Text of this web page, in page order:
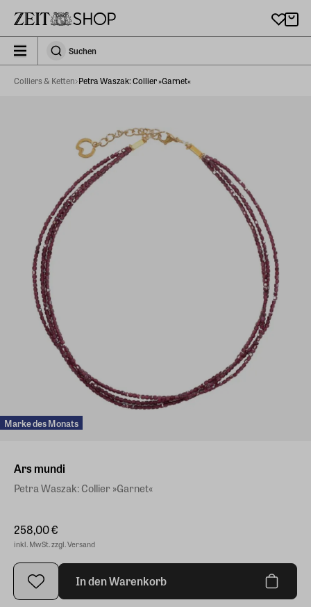
zeit_storefront.components.search.collapsed
SuchenSuchen
Colliers & Ketten Petra Waszak: Collier »Garnet«
Marke des Monats
Ars mundi
Petra Waszak: Collier »Garnet«
258,00 €
inkl. MwSt. zzgl. Versand
In den Warenkorb